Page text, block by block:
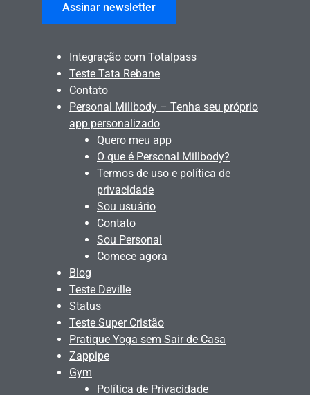
Assinar newsletter
Integração com Totalpass
Teste Tata Rebane
Contato
Personal Millbody – Tenha seu próprio
app personalizado
Quero meu app
O que é Personal Millbody?
Termos de uso e política de
privacidade
Sou usuário
Contato
Sou Personal
Comece agora
Blog
Teste Deville
Status
Teste Super Cristão
Pratique Yoga sem Sair de Casa
Zappipe
Gym
Política de Privacidade